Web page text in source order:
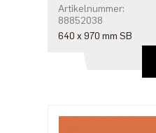
Artikelnummer:
88852038
640 x 970 mm SB